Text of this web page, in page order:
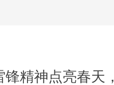
精神点亮春天